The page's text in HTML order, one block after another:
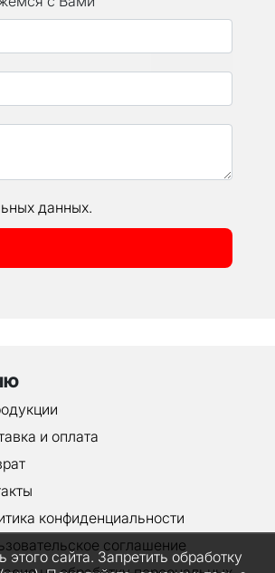
данных.
и оплата
конфиденциальности
соглашение
сайта. Запретить обработку